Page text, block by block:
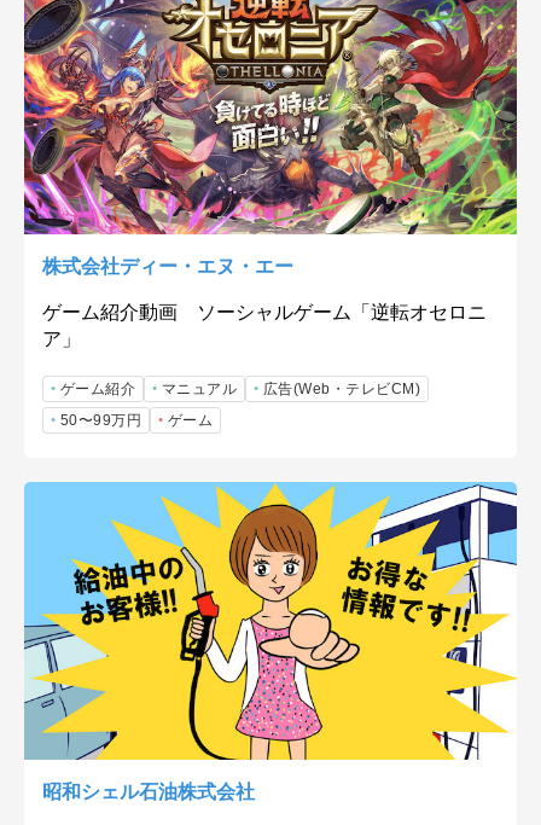
株式会社ディー・エヌ・エー
ゲーム紹介動画 ソーシャルゲーム「逆転オセロニ
ア」
ゲーム紹介 マニュアル
広告(Web・テレビCM)
50〜99万円
ゲーム
昭和シェル石油株式会社